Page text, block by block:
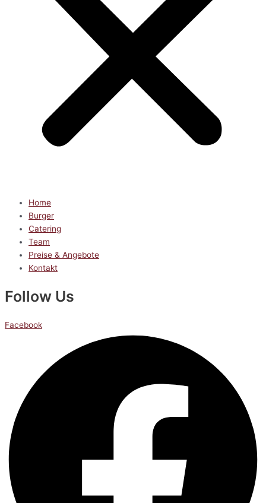
Home
Burger
Catering
Team
Preise & Angebote
Kontakt
Follow Us
Facebook